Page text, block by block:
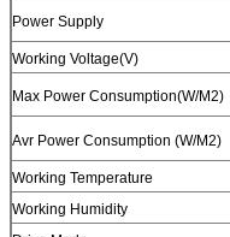
Power Supply
Working Voltage(V)
Max Power Consumption(W/M2)
Avr Power Consumption (W/M2)
Working Temperature
Working Humidity